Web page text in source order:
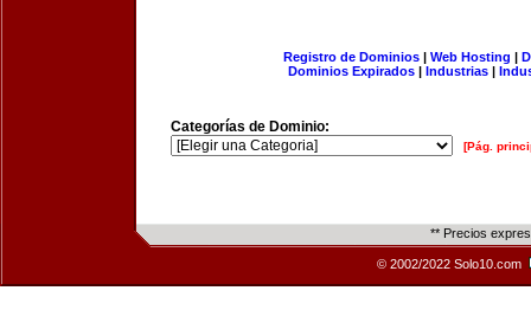
Registro de Dominios| Web Hosting |
Dominios Expirados | Industrias |
Categorías de Dominio:
[Pág.
** Precios
© 2002/2022 Solo10.com